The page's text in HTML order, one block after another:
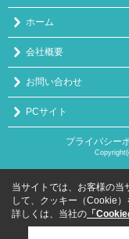
ホーム
会社概要
お問い合わせ
PCサイト
プライバシー
当サイトでは、お客様の当
して、クッキー（Cookie）
詳しくは、当社の 「